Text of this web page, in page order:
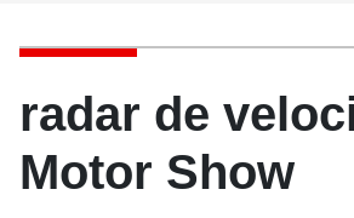
radar de
Motor Show